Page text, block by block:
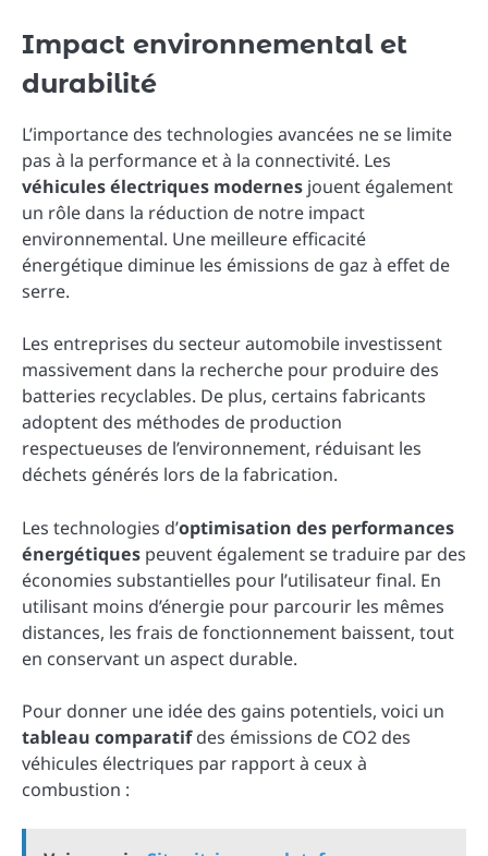
Impact environnemental et
durabilité
L’importance des technologies avancées ne se limite
pas à la performance et à la connectivité. Les
véhicules électriques modernes jouent également
un rôle dans la réduction de notre impact
environnemental. Une meilleure efficacité
énergétique diminue les émissions de gaz à effet de
serre.
Les entreprises du secteur automobile investissent
massivement dans la recherche pour produire des
batteries recyclables. De plus, certains fabricants
adoptent des méthodes de production
respectueuses de l’environnement, réduisant les
déchets générés lors de la fabrication.
Les technologies d’optimisation des performances
énergétiques peuvent également se traduire par des
économies substantielles pour l’utilisateur final. En
utilisant moins d’énergie pour parcourir les mêmes
distances, les frais de fonctionnement baissent, tout
en conservant un aspect durable.
Pour donner une idée des gains potentiels, voici un
tableau comparatifdes émissions de CO2 des
véhicules électriques par rapport à ceux à
combustion :